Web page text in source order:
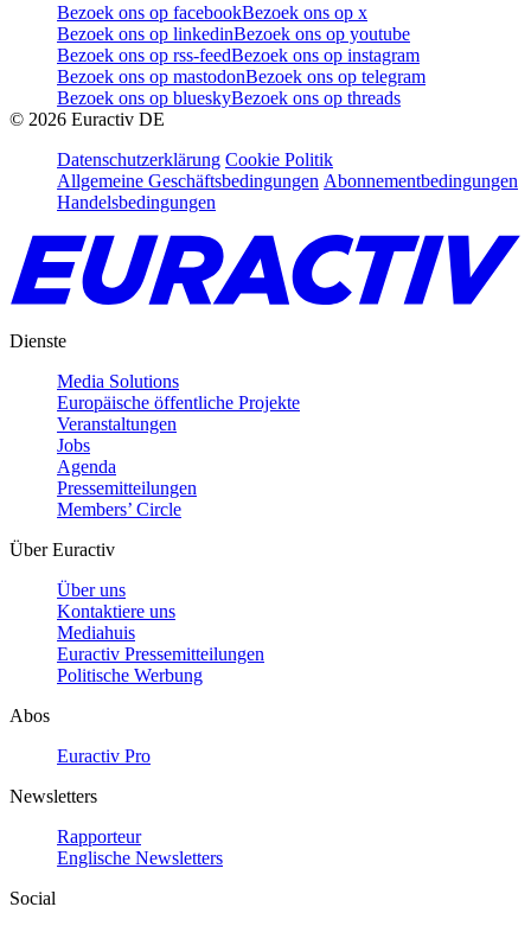
Bezoek ons op facebookBezoek ons op x
Bezoek ons op linkedinBezoek ons op youtube
Bezoek ons op rss-feedBezoek ons op instagram
Bezoek ons op mastodonBezoek ons op telegram
Bezoek ons op blueskyBezoek ons op threads
© 2026 Euractiv DE
Datenschutzerklärung Cookie Politik
Allgemeine Geschäftsbedingungen Abonnementbedingungen
Handelsbedingungen
Dienste
Media Solutions
Europäische öffentliche Projekte
Veranstaltungen
Jobs
Agenda
Pressemitteilungen
Members’ Circle
Über Euractiv
Über uns
Kontaktiere uns
Mediahuis
Euractiv Pressemitteilungen
Politische Werbung
Abos
Euractiv Pro
Newsletters
Rapporteur
Englische Newsletters
Social